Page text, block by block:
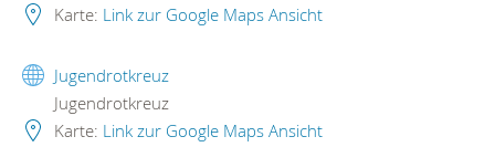
Karte: Link zur Google Maps Ansicht
Jugendrotkreuz
Jugendrotkreuz
Karte: Link zur Google Maps Ansicht